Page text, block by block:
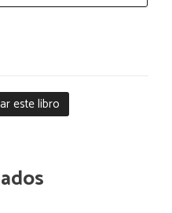
este libro